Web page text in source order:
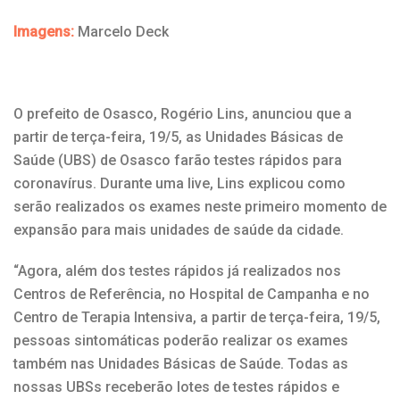
Imagens: Marcelo Deck
O prefeito de Osasco, Rogério Lins, anunciou que a
partir de terça-feira, 19/5, as Unidades Básicas de
Saúde (UBS) de Osasco farão testes rápidos para
coronavírus. Durante uma live, Lins explicou como
serão realizados os exames neste primeiro momento de
expansão para mais unidades de saúde da cidade.
“Agora, além dos testes rápidos já realizados nos
Centros de Referência, no Hospital de Campanha e no
Centro de Terapia Intensiva, a partir de terça-feira, 19/5,
pessoas sintomáticas poderão realizar os exames
também nas Unidades Básicas de Saúde. Todas as
nossas UBSs receberão lotes de testes rápidos e